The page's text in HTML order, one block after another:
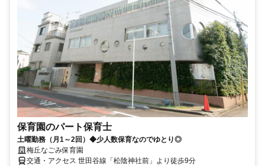
保育園のパート保育士
土曜勤務（月1～2回）◆少人数保育なのでゆとり◎
梅丘なごみ保育園
交通・アクセス 世田谷線「松陰神社前」より徒歩9分